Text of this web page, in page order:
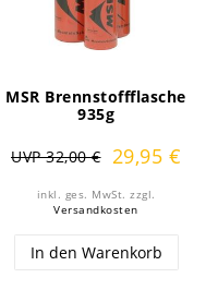
MSR Brennstoffflasche
935g
UVP 32,00 € 29,95 €
inkl. ges. MwSt. zzgl.
Versandkosten
In den Warenkorb